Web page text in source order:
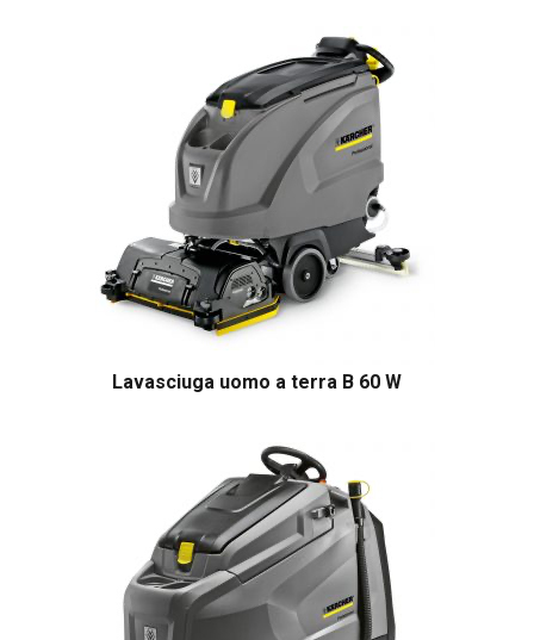
Lavasciuga uomo a terra B 60 W